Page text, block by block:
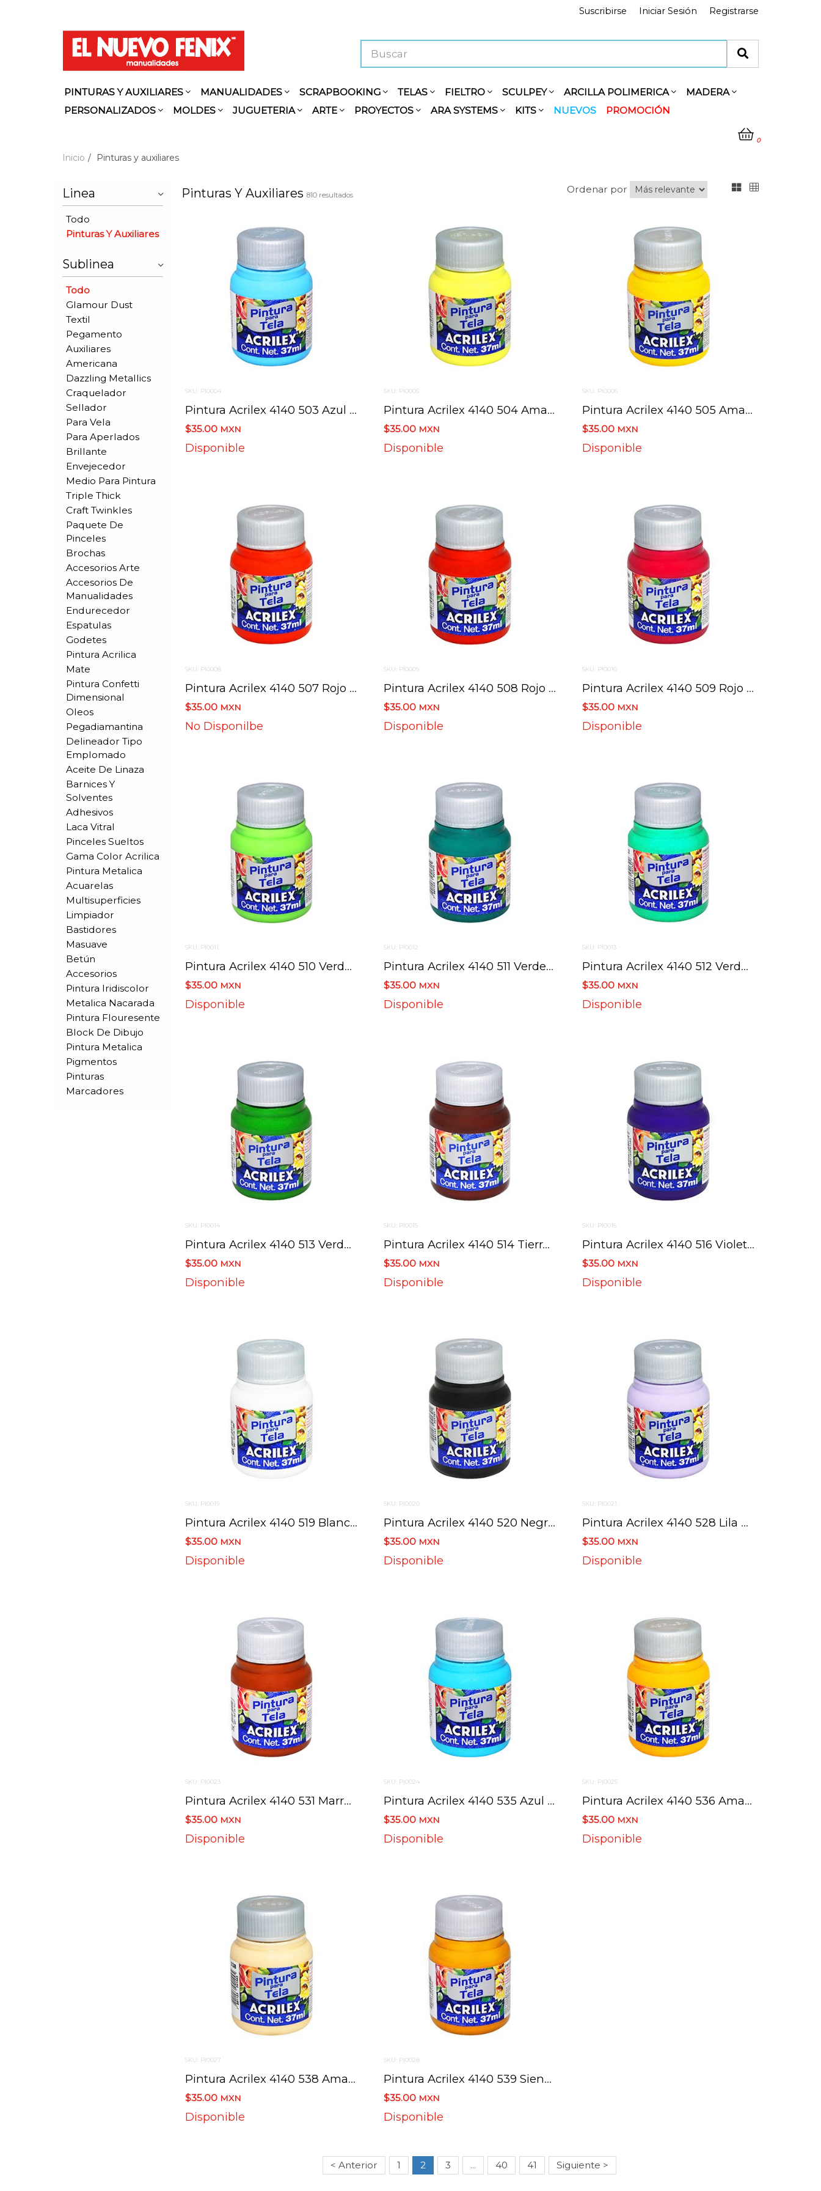
Registrarse
Iniciar Sesión
Suscribirse
PINTURAS Y AUXILIARES MANUALIDADES SCRAPBOOKING TELAS FIELTRO SCULPEY ARCILLA POLIMERICA
MADERA
PERSONALIZADOS
MOLDES JUGUETERIA ARTE PROYECTOS ARA SYSTEMS KITS NUEVOS PROMOCIÓN
0
Inicio Pinturas y auxiliares
Linea
Todo
Pinturas Y Auxiliares
Sublinea
Todo
Glamour Dust
Textil
Pegamento
Auxiliares
Americana
Dazzling Metallics
Craquelador
Sellador
Para Vela
Para Aperlados
Brillante
Envejecedor
Medio Para Pintura
Triple Thick
Craft Twinkles
Paquete De
Pinceles
Brochas
Accesorios Arte
Accesorios De
Manualidades
Endurecedor
Espatulas
Godetes
Pintura Acrilica
Mate
Pintura Confetti
Dimensional
Oleos
Pegadiamantina
Delineador Tipo
Emplomado
Aceite De Linaza
Barnices Y
Solventes
Adhesivos
Laca Vitral
Pinceles Sueltos
Gama Color Acrilica
Pintura Metalica
Acuarelas
Multisuperficies
Limpiador
Bastidores
Masuave
Betún
Accesorios
Pintura Iridiscolor
Metalica Nacarada
Pintura Flouresente
Block De Dibujo
Pintura Metalica
Pigmentos
Pinturas
Marcadores
Pinturas Y Auxiliares 810 resultados Ordenar por
SKU: PI0004
Pintura Acrilex 4140 503 Azul Celeste 37 Ml
$35.00 MXN
Disponible
SKU: PI0005
Pintura Acrilex 4140 504 Amarillo Limon 37 Ml
$35.00 MXN
Disponible
SKU: PI0006
Pintura Acrilex 4140 505 Amarillo Oro 37 Ml
$35.00 MXN
Disponible
SKU: PI0008
Pintura Acrilex 4140 507 Rojo Fuego 37 Ml
$35.00 MXN
No Disponilbe
SKU: PI0009
Pintura Acrilex 4140 508 Rojo Escarlata 37 Ml
$35.00 MXN
Disponible
SKU: PI0010
Pintura Acrilex 4140 509 Rojo Carmin 37 Ml
$35.00 MXN
Disponible
SKU: PI0011
Pintura Acrilex 4140 510 Verde Hoja 37 Ml
$35.00 MXN
Disponible
SKU: PI0012
Pintura Acrilex 4140 511 Verde Bandera 37 Ml
$35.00 MXN
Disponible
SKU: PI0013
Pintura Acrilex 4140 512 Verde Veronese 37 Ml
$35.00 MXN
Disponible
SKU: PI0014
Pintura Acrilex 4140 513 Verde Musgo 37 Ml
$35.00 MXN
Disponible
SKU: PI0015
Pintura Acrilex 4140 514 Tierra Quemada 37 Ml
$35.00 MXN
Disponible
SKU: PI0016
Pintura Acrilex 4140 516 Violeta 37 Ml
$35.00 MXN
Disponible
SKU: PI0019
Pintura Acrilex 4140 519 Blanco 37 Ml
$35.00 MXN
Disponible
SKU: PI0020
Pintura Acrilex 4140 520 Negro 37 Ml
$35.00 MXN
Disponible
SKU: PI0021
Pintura Acrilex 4140 528 Lila 37 Ml
$35.00 MXN
Disponible
SKU: PI0023
Pintura Acrilex 4140 531 Marron 37 Ml
$35.00 MXN
Disponible
SKU: PI0024
Pintura Acrilex 4140 535 Azul Mar 37 Ml
$35.00 MXN
Disponible
SKU: PI0025
Pintura Acrilex 4140 536 Amarillo Cadmio 37 Ml
$35.00 MXN
Disponible
SKU: PI0027
Pintura Acrilex 4140 538 Amarillo Piel 37 Ml
$35.00 MXN
Disponible
SKU: PI0028
Pintura Acrilex 4140 539 Siena Natural 37 Ml
$35.00 MXN
Disponible
< Anterior 1 2 3 ... 40 41 Siguiente >